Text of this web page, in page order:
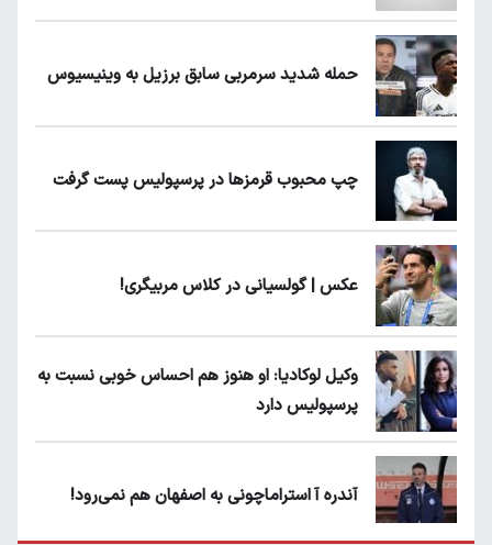
حمله شدید سرمربی سابق برزیل به وینیسیوس
چپ محبوب قرمزها در پرسپولیس پست گرفت
عکس | گولسیانی در کلاس مربیگری!
وکیل لوکادیا: او هنوز هم احساس خوبی نسبت به
پرسپولیس دارد
آندره آ استراماچونی به اصفهان هم نمی‌رود!